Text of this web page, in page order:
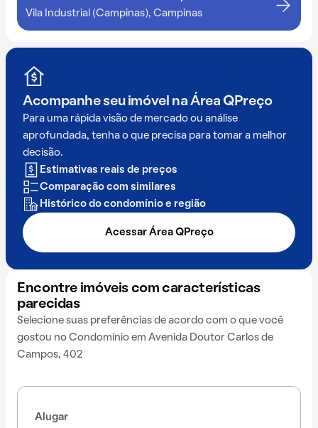
Vila Industrial (Campinas), Campinas
Acompanhe seu imóvel na Área QPreço
Para uma rápida visão de mercado ou análise
aprofundada, tenha o que precisa para tomar a melhor
decisão.
Estimativas reais de preços
Comparação com similares
Histórico do condomínio e região
Acessar Área QPreço
Encontre imóveis com características
parecidas
Selecione suas preferências de acordo com o que você
gostou no Condomínio em Avenida Doutor Carlos de
Campos, 402
Alugar